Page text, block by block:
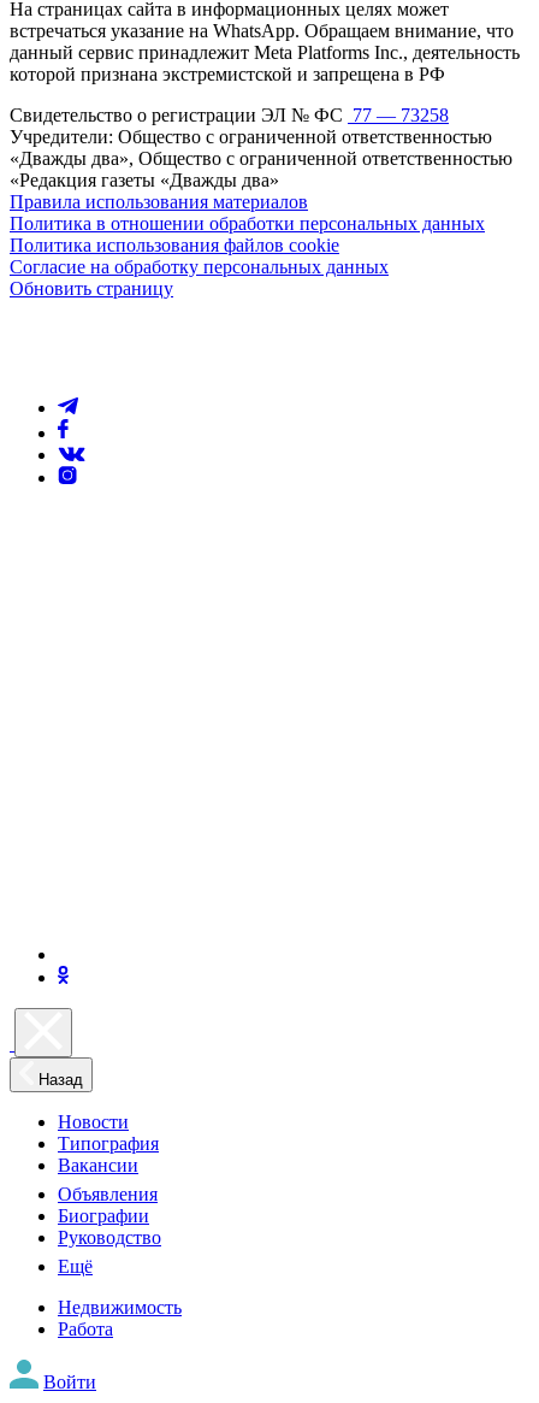
На страницах сайта в информационных целях может
встречаться указание на WhatsApp. Обращаем внимание, что
данный сервис принадлежит Meta Platforms Inc., деятельность
которой признана экстремистской и запрещена в РФ
Свидетельство о регистрации ЭЛ № ФС 77 — 73258
Учредители: Общество с ограниченной ответственностью
«Дважды два», Общество с ограниченной ответственностью
«Редакция газеты «Дважды два»
Правила использования материалов
Политика в отношении обработки персональных данных
Политика использования файлов cookie
Согласие на обработку персональных данных
Обновить страницу
Назад
Новости
Типография
Вакансии
Объявления
Биографии
Руководство
Ещё
Недвижимость
Работа
Войти